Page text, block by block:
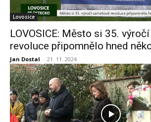
Lovosice
LOVOSICE: Město si 35.
revoluce připomnělo hned
Jan Dostal - 21. 11. 2024